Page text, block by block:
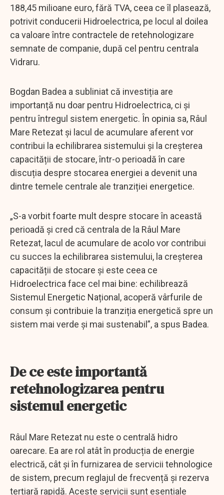
188,45 milioane euro, fără TVA, ceea ce îl plasează,
potrivit conducerii Hidroelectrica, pe locul al doilea
ca valoare între contractele de retehnologizare
semnate de companie, după cel pentru centrala
Vidraru.
Bogdan Badea a subliniat că investiția are
importanță nu doar pentru Hidroelectrica, ci și
pentru întregul sistem energetic. În opinia sa, Râul
Mare Retezat și lacul de acumulare aferent vor
contribui la echilibrarea sistemului și la creșterea
capacității de stocare, într-o perioadă în care
discuția despre stocarea energiei a devenit una
dintre temele centrale ale tranziției energetice.
„S-a vorbit foarte mult despre stocare în această
perioadă și cred că centrala de la Râul Mare
Retezat, lacul de acumulare de acolo vor contribui
cu succes la echilibrarea sistemului, la creșterea
capacității de stocare și este ceea ce
Hidroelectrica face cel mai bine: echilibrează
Sistemul Energetic Național, acoperă vârfurile de
consum și contribuie la tranziția energetică spre un
sistem mai verde și mai sustenabil”, a spus Badea.
De ce este importantă
retehnologizarea pentru
sistemul energetic
Râul Mare Retezat nu este o centrală hidro
oarecare. Ea are rol atât în producția de energie
electrică, cât și în furnizarea de servicii tehnologice
de sistem, precum reglajul de frecvență și rezerva
terțiară rapidă. Aceste servicii sunt esențiale